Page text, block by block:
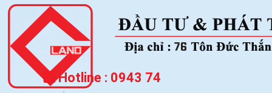
Hotline : 0943 74